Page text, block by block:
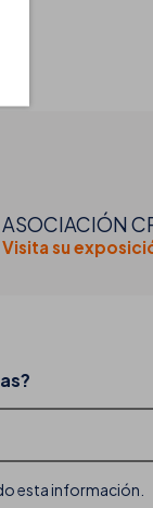
ASOCIACIÓN
Visita su
incorpora
al cliente
esta información.